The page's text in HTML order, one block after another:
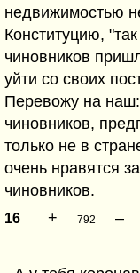
недвижимостью
Конституцию,
чиновников
уйти со своих
Перевожу на
чиновников,
только не в
очень нравятся
чиновников.
16 + 792 –